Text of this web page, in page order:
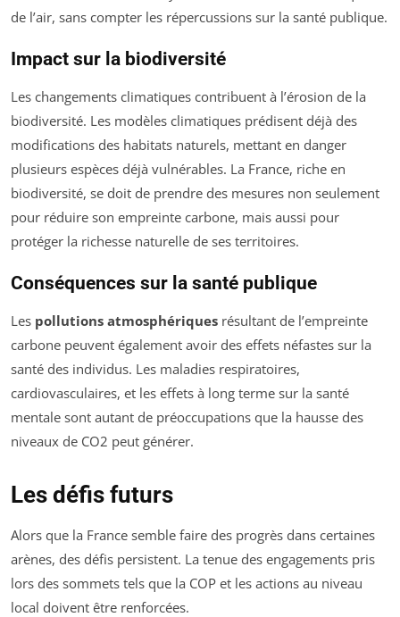
de l’air, sans compter les répercussions sur la santé publique.
Impact sur la biodiversité
Les changements climatiques contribuent à l’érosion de la
biodiversité. Les modèles climatiques prédisent déjà des
modifications des habitats naturels, mettant en danger
plusieurs espèces déjà vulnérables. La France, riche en
biodiversité, se doit de prendre des mesures non seulement
pour réduire son empreinte carbone, mais aussi pour
protéger la richesse naturelle de ses territoires.
Conséquences sur la santé publique
Les pollutions atmosphériques résultant de l’empreinte
carbone peuvent également avoir des effets néfastes sur la
santé des individus. Les maladies respiratoires,
cardiovasculaires, et les effets à long terme sur la santé
mentale sont autant de préoccupations que la hausse des
niveaux de CO2 peut générer.
Les défis futurs
Alors que la France semble faire des progrès dans certaines
arènes, des défis persistent. La tenue des engagements pris
lors des sommets tels que la COP et les actions au niveau
local doivent être renforcées.